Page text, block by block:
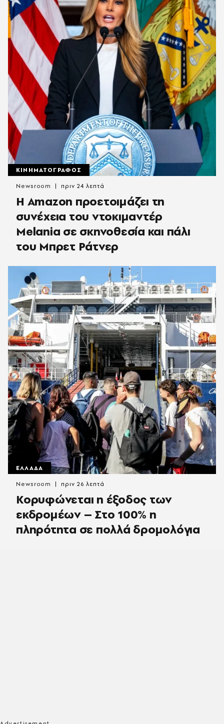
ΚΙΝΗΜΑΤΟΓΡΑΦΟΣ
Η Amazon προετοιμάζει τη
συνέχεια του ντοκιμαντέρ
Melania σε σκηνοθεσία και πάλι
του Μπρετ Ράτνερ
Newsroom πριν 24 λεπτά
ΕΛΛΑΔΑ
Κορυφώνεται η έξοδος των
εκδρομέων – Στο 100% η
πληρότητα σε πολλά δρομολόγια
Newsroom πριν 26 λεπτά